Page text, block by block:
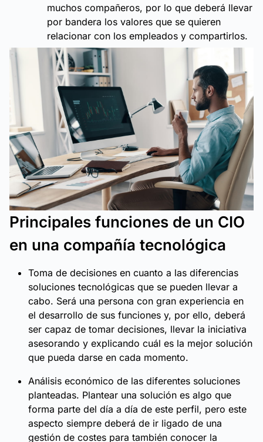
muchos compañeros, por lo que deberá llevar
por bandera los valores que se quieren
relacionar con los empleados y compartirlos.
Principales funciones de un CIO
en una compañía tecnológica
Toma de decisiones en cuanto a las diferencias
soluciones tecnológicas que se pueden llevar a
cabo. Será una persona con gran experiencia en
el desarrollo de sus funciones y, por ello, deberá
ser capaz de tomar decisiones, llevar la iniciativa
asesorando y explicando cuál es la mejor solución
que pueda darse en cada momento.
Análisis económico de las diferentes soluciones
planteadas. Plantear una solución es algo que
forma parte del día a día de este perfil, pero este
aspecto siempre deberá de ir ligado de una
gestión de costes para también conocer la